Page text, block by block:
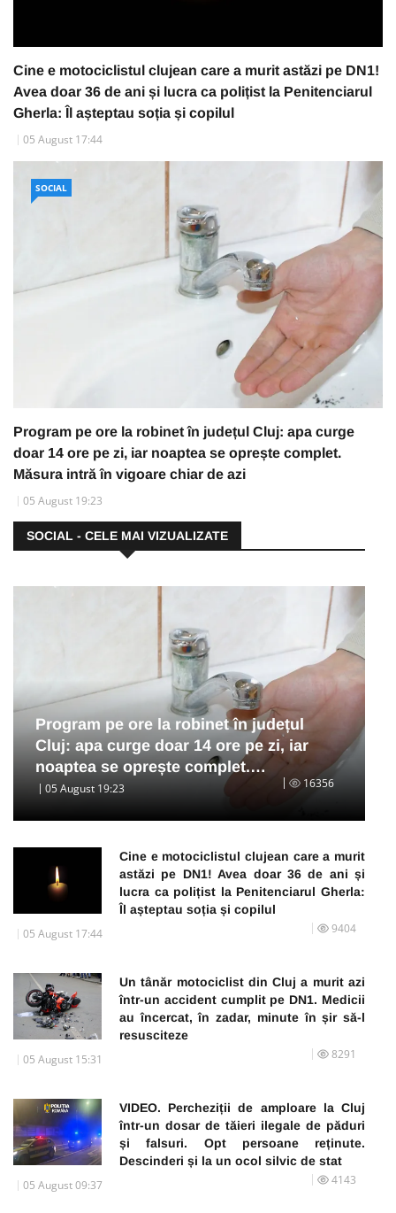
Cine e motociclistul clujean care a murit astăzi pe DN1!
Avea doar 36 de ani și lucra ca polițist la Penitenciarul
Gherla: Îl așteptau soția și copilul
05 August 17:44
SOCIAL
Program pe ore la robinet în județul Cluj: apa curge
doar 14 ore pe zi, iar noaptea se oprește complet.
Măsura intră în vigoare chiar de azi
05 August 19:23
SOCIAL - CELE MAI VIZUALIZATE
Program pe ore la robinet în județul
Cluj: apa curge doar 14 ore pe zi, iar
noaptea se oprește complet.…
05 August 19:23 16356
Cine e motociclistul clujean care a murit
astăzi pe DN1! Avea doar 36 de ani și
lucra ca polițist la Penitenciarul Gherla:
Îl așteptau soția și copilul
05 August 17:44 9404
Un tânăr motociclist din Cluj a murit azi
într-un accident cumplit pe DN1. Medicii
au încercat, în zadar, minute în șir să-l
resusciteze
05 August 15:31 8291
VIDEO. Percheziții de amploare la Cluj
într-un dosar de tăieri ilegale de păduri
și falsuri. Opt persoane reținute.
Descinderi și la un ocol silvic de stat
05 August 09:37 4143